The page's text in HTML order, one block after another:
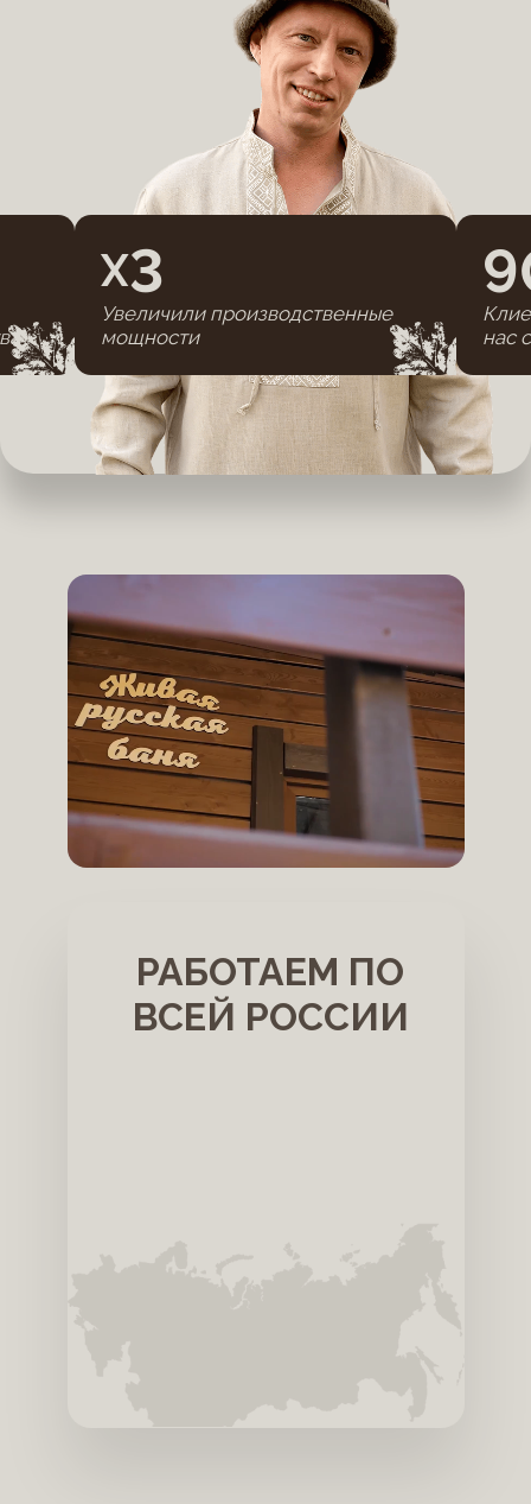
РАБОТАЕМ ПО
ВСЕЙ РОССИИ